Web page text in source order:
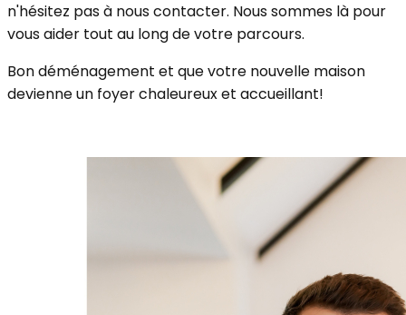
n'hésitez pas à nous contacter. Nous sommes là pour
vous aider tout au long de votre parcours.
Bon déménagement et que votre nouvelle maison
devienne un foyer chaleureux et accueillant!